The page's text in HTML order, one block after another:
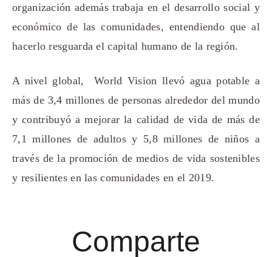
organización además trabaja en el desarrollo social y
económico de las comunidades, entendiendo que al
hacerlo resguarda el capital humano de la región.
A nivel global, World Vision llevó aguapotable a
más de 3,4 millones de personas alrededor del mundo
y contribuyó a mejorar la calidad de vida de más de
7,1 millones de adultos y 5,8 millones de niños a
través de la promoción de medios de vida sostenibles
y resilientes en las comunidades en el 2019.
Comparte